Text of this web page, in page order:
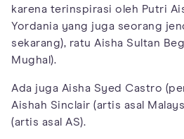
karena terinspirasi oleh Putri
Yordania yang juga seorang
sekarang), ratu Aisha Sultan
Mughal).
Ada juga Aisha Syed Castro
Aishah Sinclair (artis asal
(artis asal AS).